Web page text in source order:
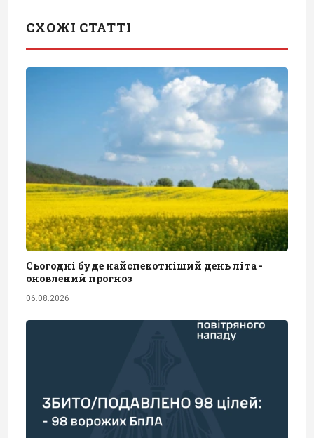
СХОЖІ СТАТТІ
Сьогодні буде найспекотніший день літа -
оновлений прогноз
06.08.2026